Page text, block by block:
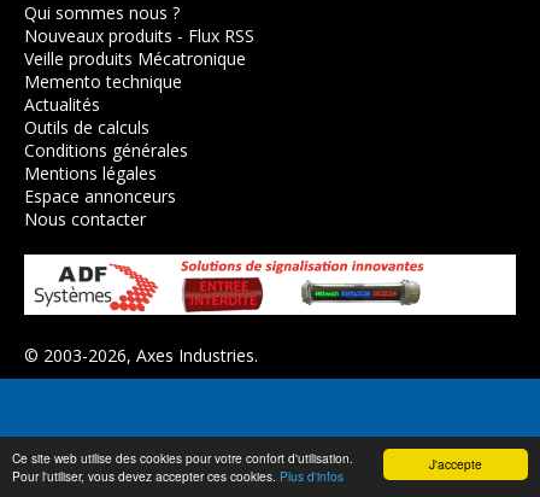
J'accepte
Ce site web utilise des cookies pour votre confort d'utilisation.
Pour l'utiliser, vous devez accepter ces cookies. Plus d'infos
Qui sommes nous ?
Nouveaux produits - Flux RSS
Veille produits Mécatronique
Memento technique
Actualités
Outils de calculs
Conditions générales
Mentions légales
Espace annonceurs
Nous contacter
© 2003-2026, Axes Industries.